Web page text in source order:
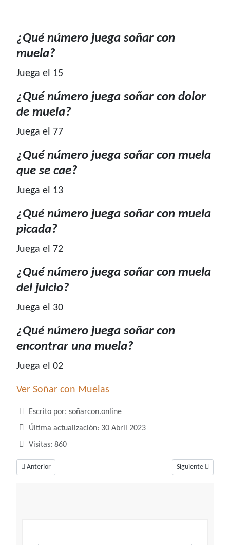
¿Qué número juega soñar con
muela?
Juega el 15
¿Qué número juega soñar con dolor
de muela?
Juega el 77
¿Qué número juega soñar con muela
que se cae?
Juega el 13
¿Qué número juega soñar con muela
picada?
Juega el 72
¿Qué número juega soñar con muela
del juicio?
Juega el 30
¿Qué número juega soñar con
encontrar una muela?
Juega el 02
Ver Soñar con Muelas
Detalles
Escrito por: soñarcon.online
Última actualización: 30 Abril 2023
Visitas: 860
Artículo anterior: ¿Qué número juega soñar con mudanza?
Anterior Artículo siguiente:
Siguiente